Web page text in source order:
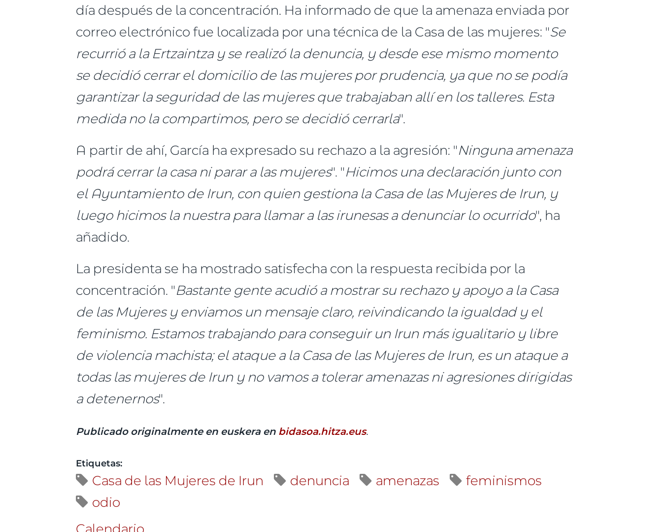
día después de la concentración. Ha informado de que la amenaza enviada por
correo electrónico fue localizada por una técnica de la Casa de las mujeres: "Se
recurrió a la Ertzaintza y se realizó la denuncia, y desde ese mismo momento
se decidió cerrar el domicilio de las mujeres por prudencia, ya que no se podía
garantizar la seguridad de las mujeres que trabajaban allí en los talleres. Esta
medida no la compartimos, pero se decidió cerrarla".
A partir de ahí, García ha expresado su rechazo a la agresión: "Ninguna amenaza
podrá cerrar la casa ni parar a las mujeres". "Hicimos una declaración junto con
el Ayuntamiento de Irun, con quien gestiona la Casa de las Mujeres de Irun, y
luego hicimos la nuestra para llamar a las irunesas a denunciar lo ocurrido", ha
añadido.
La presidenta se ha mostrado satisfecha con la respuesta recibida por la
concentración. "Bastante gente acudió a mostrar su rechazo y apoyo a la Casa
de las Mujeres y enviamos un mensaje claro, reivindicando la igualdad y el
feminismo. Estamos trabajando para conseguir un Irun más igualitario y libre
de violencia machista; el ataque a la Casa de las Mujeres de Irun, es un ataque a
todas las mujeres de Irun y no vamos a tolerar amenazas ni agresiones dirigidas
a detenernos".
Publicado originalmente en euskera en bidasoa.hitza.eus.
Etiquetas:
Casa de las Mujeres de Irun denuncia amenazas
feminismos
odio
Calendario